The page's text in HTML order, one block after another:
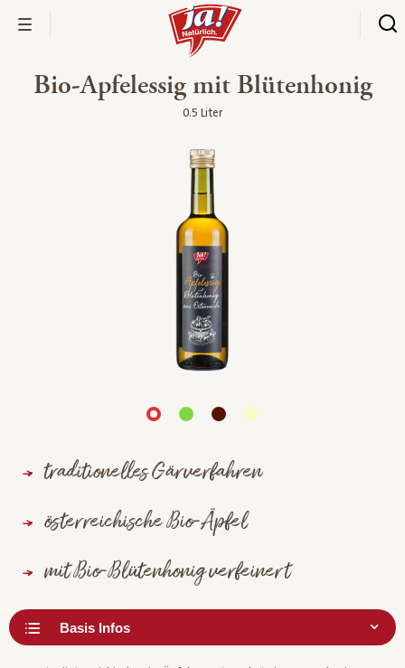
Bio-Apfelessig mit Blütenhonig
0.5 Liter
traditionelles Gärverfahren
österreichische Bio-Äpfel
mit Bio-Blütenhonig verfeinert